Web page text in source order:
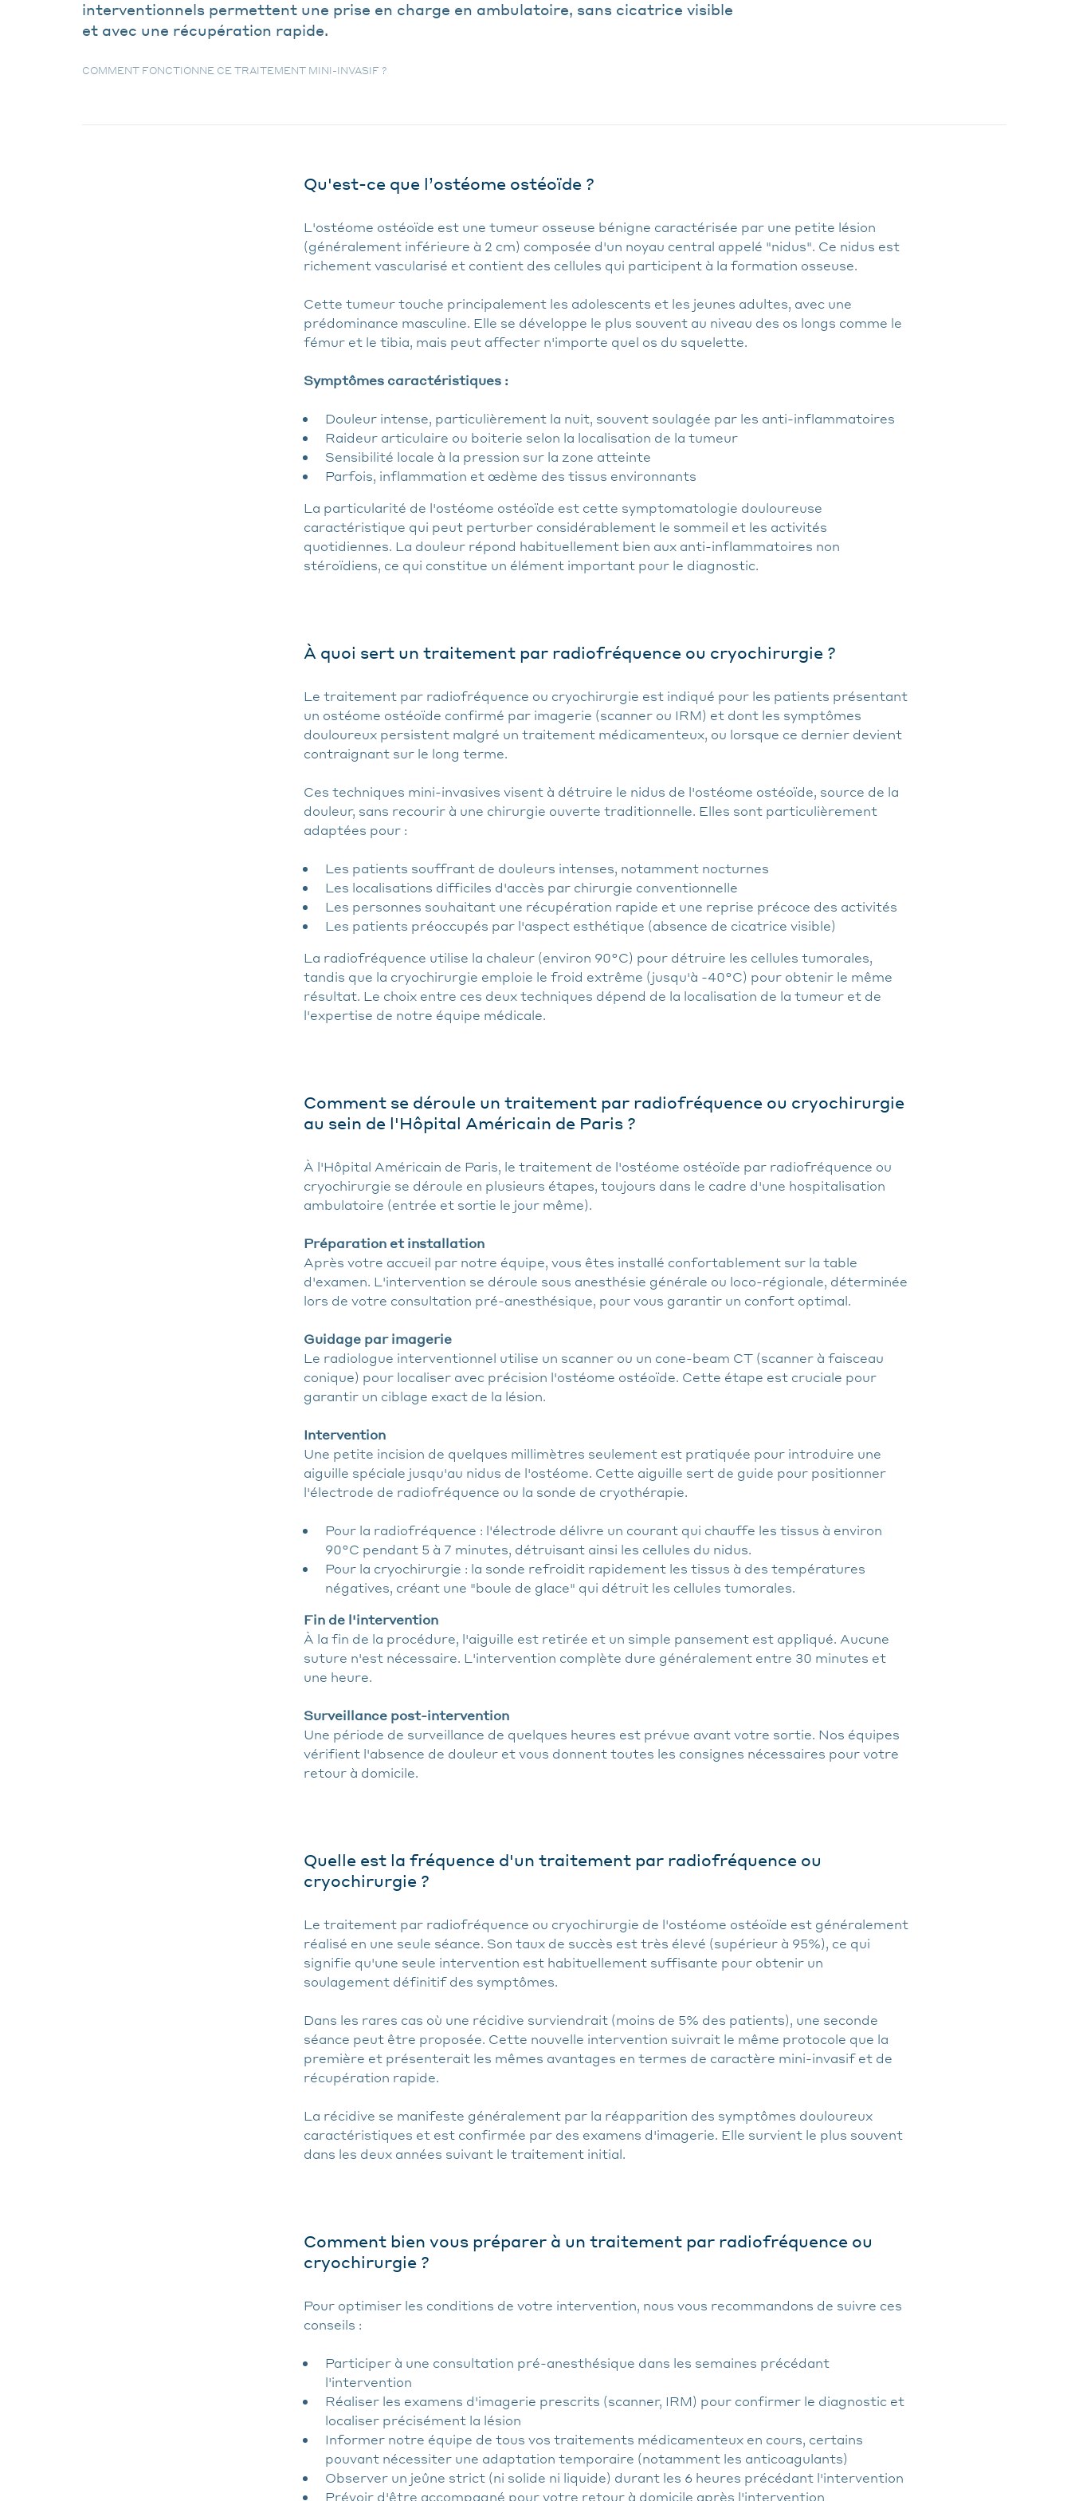
interventionnels permettent une prise en charge en ambulatoire, sans cicatrice visible
et avec une récupération rapide.
COMMENT FONCTIONNE CE TRAITEMENT MINI-INVASIF ?
Qu'est-ce que l’ostéome ostéoïde ?
L'ostéome ostéoïde est une tumeur osseuse bénigne caractérisée par une petite lésion
(généralement inférieure à 2 cm) composée d'un noyau central appelé "nidus". Ce nidus est
richement vascularisé et contient des cellules qui participent à la formation osseuse.
Cette tumeur touche principalement les adolescents et les jeunes adultes, avec une
prédominance masculine. Elle se développe le plus souvent au niveau des os longs comme le
fémur et le tibia, mais peut affecter n'importe quel os du squelette.
Symptômes caractéristiques :
Douleur intense, particulièrement la nuit, souvent soulagée par les anti-inflammatoires
Raideur articulaire ou boiterie selon la localisation de la tumeur
Sensibilité locale à la pression sur la zone atteinte
Parfois, inflammation et œdème des tissus environnants
La particularité de l'ostéome ostéoïde est cette symptomatologie douloureuse
caractéristique qui peut perturber considérablement le sommeil et les activités
quotidiennes. La douleur répond habituellement bien aux anti-inflammatoires non
stéroïdiens, ce qui constitue un élément important pour le diagnostic.
À quoi sert un traitement par radiofréquence ou cryochirurgie ?
Le traitement par radiofréquence ou cryochirurgie est indiqué pour les patients présentant
un ostéome ostéoïde confirmé par imagerie (scanner ou IRM) et dont les symptômes
douloureux persistent malgré un traitement médicamenteux, ou lorsque ce dernier devient
contraignant sur le long terme.
Ces techniques mini-invasives visent à détruire le nidus de l'ostéome ostéoïde, source de la
douleur, sans recourir à une chirurgie ouverte traditionnelle. Elles sont particulièrement
adaptées pour :
Les patients souffrant de douleurs intenses, notamment nocturnes
Les localisations difficiles d'accès par chirurgie conventionnelle
Les personnes souhaitant une récupération rapide et une reprise précoce des activités
Les patients préoccupés par l'aspect esthétique (absence de cicatrice visible)
La radiofréquence utilise la chaleur (environ 90°C) pour détruire les cellules tumorales,
tandis que la cryochirurgie emploie le froid extrême (jusqu'à -40°C) pour obtenir le même
résultat. Le choix entre ces deux techniques dépend de la localisation de la tumeur et de
l'expertise de notre équipe médicale.
Comment se déroule un traitement par radiofréquence ou cryochirurgie
au sein de l'Hôpital Américain de Paris ?
À l'Hôpital Américain de Paris, le traitement de l'ostéome ostéoïde par radiofréquence ou
cryochirurgie se déroule en plusieurs étapes, toujours dans le cadre d'une hospitalisation
ambulatoire (entrée et sortie le jour même).
Préparation et installation
Après votre accueil par notre équipe, vous êtes installé confortablement sur la table
d'examen. L'intervention se déroule sous anesthésie générale ou loco-régionale, déterminée
lors de votre consultation pré-anesthésique, pour vous garantir un confort optimal.
Guidage par imagerie
Le radiologue interventionnel utilise un scanner ou un cone-beam CT (scanner à faisceau
conique) pour localiser avec précision l'ostéome ostéoïde. Cette étape est cruciale pour
garantir un ciblage exact de la lésion.
Intervention
Une petite incision de quelques millimètres seulement est pratiquée pour introduire une
aiguille spéciale jusqu'au nidus de l'ostéome. Cette aiguille sert de guide pour positionner
l'électrode de radiofréquence ou la sonde de cryothérapie.
Pour la radiofréquence : l'électrode délivre un courant qui chauffe les tissus à environ
90°C pendant 5 à 7 minutes, détruisant ainsi les cellules du nidus.
Pour la cryochirurgie : la sonde refroidit rapidement les tissus à des températures
négatives, créant une "boule de glace" qui détruit les cellules tumorales.
Fin de l'intervention
À la fin de la procédure, l'aiguille est retirée et un simple pansement est appliqué. Aucune
suture n'est nécessaire. L'intervention complète dure généralement entre 30 minutes et
une heure.
Surveillance post-intervention
Une période de surveillance de quelques heures est prévue avant votre sortie. Nos équipes
vérifient l'absence de douleur et vous donnent toutes les consignes nécessaires pour votre
retour à domicile.
Quelle est la fréquence d'un traitement par radiofréquence ou
cryochirurgie ?
Le traitement par radiofréquence ou cryochirurgie de l'ostéome ostéoïde est généralement
réalisé en une seule séance. Son taux de succès est très élevé (supérieur à 95%), ce qui
signifie qu'une seule intervention est habituellement suffisante pour obtenir un
soulagement définitif des symptômes.
Dans les rares cas où une récidive surviendrait (moins de 5% des patients), une seconde
séance peut être proposée. Cette nouvelle intervention suivrait le même protocole que la
première et présenterait les mêmes avantages en termes de caractère mini-invasif et de
récupération rapide.
La récidive se manifeste généralement par la réapparition des symptômes douloureux
caractéristiques et est confirmée par des examens d'imagerie. Elle survient le plus souvent
dans les deux années suivant le traitement initial.
Comment bien vous préparer à un traitement par radiofréquence ou
cryochirurgie ?
Pour optimiser les conditions de votre intervention, nous vous recommandons de suivre ces
conseils :
Participer à une consultation pré-anesthésique dans les semaines précédant
l'intervention
Réaliser les examens d'imagerie prescrits (scanner, IRM) pour confirmer le diagnostic et
localiser précisément la lésion
Informer notre équipe de tous vos traitements médicamenteux en cours, certains
pouvant nécessiter une adaptation temporaire (notamment les anticoagulants)
Observer un jeûne strict (ni solide ni liquide) durant les 6 heures précédant l'intervention
Prévoir d'être accompagné pour votre retour à domicile après l'intervention